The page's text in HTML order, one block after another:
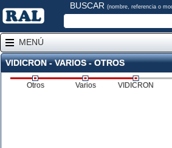
BUSCAR (nombre, referencia o
MENÚ
VIDICRON - VARIOS - OTROS
Otros Varios VIDICRON